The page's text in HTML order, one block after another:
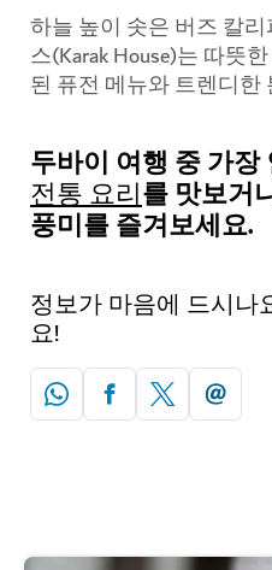
하늘 높이 솟은 버즈 칼
스(Karak House)는 따뜻
된 퓨전 메뉴와 트렌디한
두바이 여행 중 가장
전통 요리를 맛보거
풍미를 즐겨보세요.
정보가 마음에 드시나
요!